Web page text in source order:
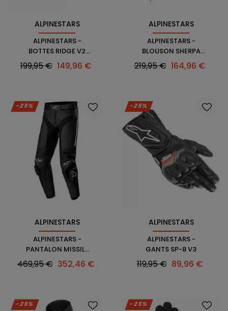
ALPINESTARS
ALPINESTARS -
BOTTES RIDGE V2
WATERPROOF
Prix
199,95 € Prix
149,96 €
ALPINESTARS
ALPINESTARS -
BLOUSON SHERPA
HOODIE
Prix
219,95 € Prix
164,96 €
-25%
ALPINESTARS
ALPINESTARS -
PANTALON MISSILE
V3
Prix
469,95 € Prix
352,46 €
-25%
ALPINESTARS
ALPINESTARS -
GANTS SP-8 V3
Prix
119,95 € Prix
89,96 €
-25% -25%